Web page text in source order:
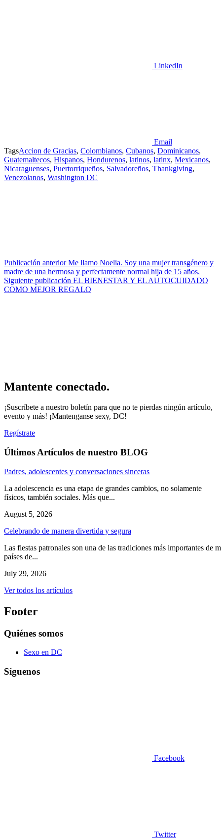
LinkedIn
Email
TagsAccion de Gracias, Colombianos, Cubanos, Dominicanos,
Guatemaltecos, Hispanos, Hondurenos, latinos, latinx, Mexicanos,
Nicaraguenses, Puertorriqueños, Salvadoreños, Thankgiving,
Venezolanos, Washington DC
Publicación anterior Me llamo Noelia. Soy una mujer transgénero y
madre de una hermosa y perfectamente normal hija de 15 años.
Siguiente publicación EL BIENESTAR Y EL AUTOCUIDADO
COMO MEJOR REGALO
Mantente conectado.
¡Suscríbete a nuestro boletín para que no te pierdas ningún artículo,
evento y más! ¡Mantenganse sexy, DC!
Regístrate
Últimos Artículos de nuestro BLOG
Padres, adolescentes y conversaciones sinceras
La adolescencia es una etapa de grandes cambios, no solamente
físicos, también sociales. Más que...
August 5, 2026
Celebrando de manera divertida y segura
Las fiestas patronales son una de las tradiciones más importantes de
países de...
July 29, 2026
Ver todos los artículos
Footer
Quiénes somos
Sexo en DC
Síguenos
Facebook
Twitter